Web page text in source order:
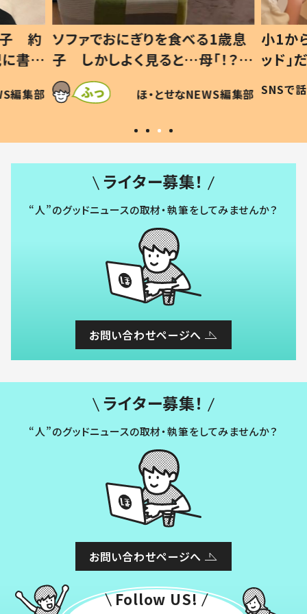
子 約
書い
編集部
ソファでおにぎりを食べる1歳息
子 しかしよく見ると…母「！？」
すべてを察した母の投稿に「可愛
いから許す！」「現行犯〜」
ほ・とせなNEWS編集部
小1か
ッド
作り
#令和
SNSで
ライター募集！
“人”のグッドニュースの取材・執筆をしてみませんか？
お問い合わせページへ
ライター募集！
“人”のグッドニュースの取材・執筆をしてみませんか？
お問い合わせページへ
Follow US!